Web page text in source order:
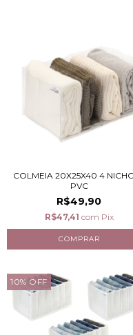
COLMEIA 20X25X40 4
PVC
R$49,90
R$47,41 com Pix
10% OFF